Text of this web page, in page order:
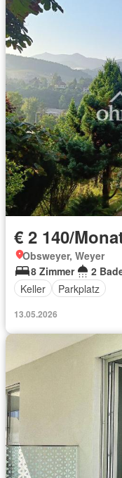
€ 2 140/
Obsweyer, Weyer
8 Zimmer
2
Keller
Parkplatz
13.05.2026